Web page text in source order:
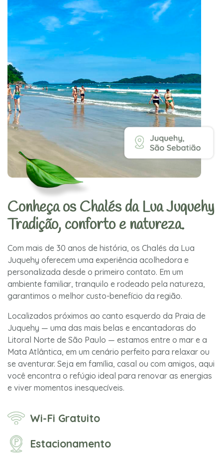
Conheça os Chalés da Lua Juquehy
Tradição, conforto e natureza.
Com mais de 30 anos de história, os Chalés da Lua
Juquehy oferecem uma experiência acolhedora e
personalizada desde o primeiro contato. Em um
ambiente familiar, tranquilo e rodeado pela natureza,
garantimos o melhor custo-benefício da região.
Localizados próximos ao canto esquerdo da Praia de
Juquehy — uma das mais belas e encantadoras do
Litoral Norte de São Paulo — estamos entre o mar e a
Mata Atlântica, em um cenário perfeito para relaxar ou
se aventurar. Seja em família, casal ou com amigos, aqui
você encontra o refúgio ideal para renovar as energias
e viver momentos inesquecíveis.
Wi-Fi Gratuito
Estacionamento